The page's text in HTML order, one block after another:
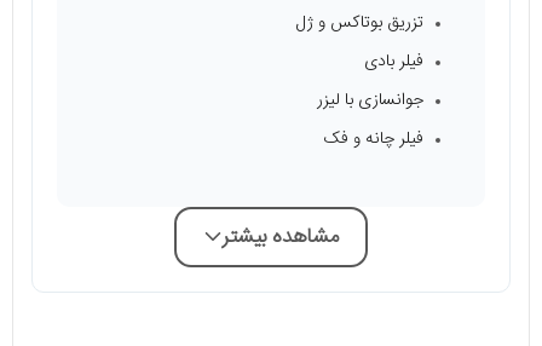
تزریق بوتاکس و ژل
فیلر بادی
جوانسازی با لیزر
فیلر چانه و فک
مشاهده بیشتر